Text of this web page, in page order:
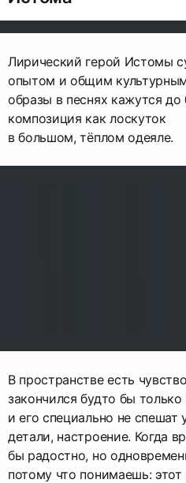
Лирический герой Истомы
опытом и общим
образы в песнях кажутся
композиция как лоскуток
в большом, тёплом одеяле.
В пространстве есть
закончился будто бы только
и его специально не спешат
детали, настроение. Когда
бы радостно, но
потому что понимаешь: